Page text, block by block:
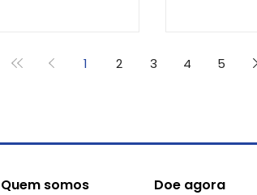
1 2 3 4 5
Quem somos
Doe agora